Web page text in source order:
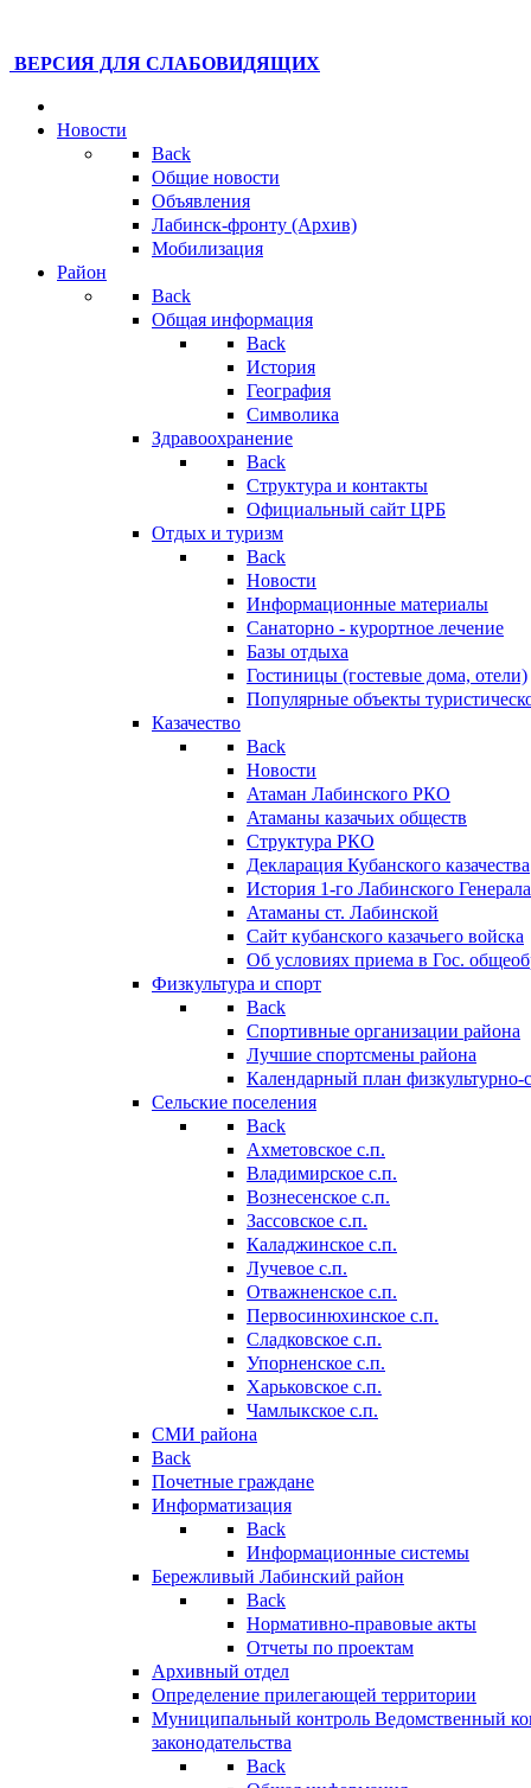
ВЕРСИЯ ДЛЯ СЛАБОВИДЯЩИХ
Новости
Back
Общие новости
Объявления
Лабинск-фронту (Архив)
Мобилизация
Район
Back
Общая информация
Back
История
География
Символика
Здравоохранение
Back
Структура и контакты
Официальный сайт ЦРБ
Отдых и туризм
Back
Новости
Информационные материалы
Санаторно - курортное лечение
Базы отдыха
Гостиницы (гостевые дома, отели)
Популярные объекты
Казачество
Back
Новости
Атаман Лабинского РКО
Атаманы казачьих обществ
Структура РКО
Декларация Кубанского казачества
История 1-го Лабинского
Атаманы ст. Лабинской
Cайт кубанского казачьего войска
Об условиях приема в Гос.
Физкультура и спорт
Back
Спортивные организации района
Лучшие спортсмены района
Календарный план
Сельские поселения
Back
Ахметовское с.п.
Владимирское с.п.
Вознесенское с.п.
Зассовское с.п.
Каладжинское с.п.
Лучевое с.п.
Отважненское с.п.
Первосинюхинское с.п.
Сладковское с.п.
Упорненское с.п.
Харьковское с.п.
Чамлыкское с.п.
СМИ района
Back
Почетные граждане
Информатизация
Back
Информационные системы
Бережливый Лабинский район
Back
Нормативно-правовые акты
Отчеты по проектам
Архивный отдел
Определение прилегающей территории
Муниципальный контроль Ведомственный
законодательства
Back